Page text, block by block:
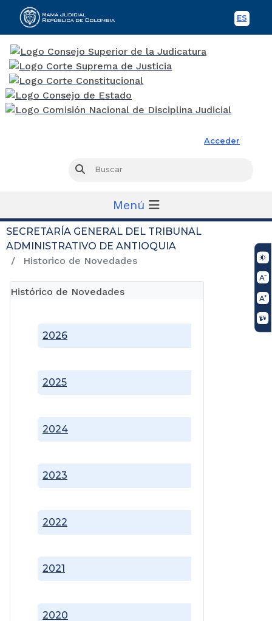
ES
Acceder
Buscar
Menú
SECRETARÍA GENERAL DEL TRIBUNAL
ADMINISTRATIVO DE ANTIOQUIA
Historico de Novedades
Histórico de Novedades
2020
2021
2022
2023
2024
2025
2026